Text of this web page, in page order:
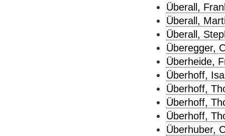
Überall,
Überall,
Überall,
Überegger,
Überheide,
Überhoff,
Überhoff,
Überhoff,
Überhoff,
Überhuber,